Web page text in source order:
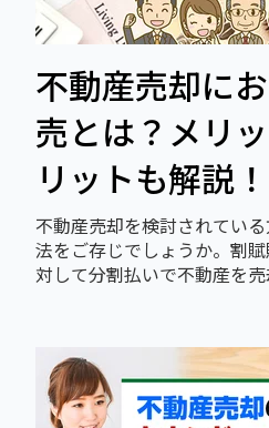
不動産売却に
売とは？メリ
リットも解説！
不動産売却を検討されてい
法をご存じでしょうか。割
対して分割払いで不動産を